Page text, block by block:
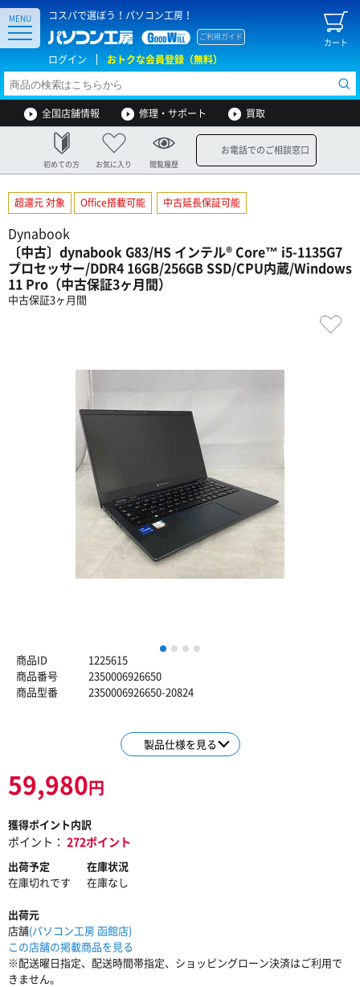
コスパで選ぼう！パソコン工房！
カート
ご利用ガイド
ログイン おトクな会員登録（無料）
MENU
全国店舗情報 修理・サポート 買取
初めての方 お気に入り 閲覧履歴
お電話でのご相談窓口
超還元 対象 Office搭載可能 中古延長保証可能
Dynabook
〔中古〕dynabook G83/HS インテル® Core™ i5-1135G7
プロセッサー/DDR4 16GB/256GB SSD/CPU内蔵/Windows
11 Pro（中古保証3ヶ月間）
中古保証3ヶ月間
1 2 3
商品ID
1225615
商品番号
2350006926650
商品型番
2350006926650-20824
製品仕様を見る
59,980円
獲得ポイント内訳
ポイント： 272ポイント
出荷予定
在庫切れです
在庫状況
在庫なし
出荷元
店舗(パソコン工房 函館店)
この店舗の掲載商品を見る
※配送曜日指定、配送時間帯指定、ショッピングローン決済はご利用で
きません。